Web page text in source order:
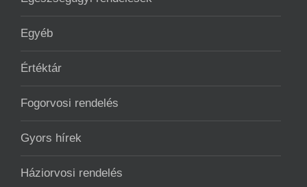
Egyéb
Értéktár
Fogorvosi rendelés
Gyors hírek
Háziorvosi rendelés